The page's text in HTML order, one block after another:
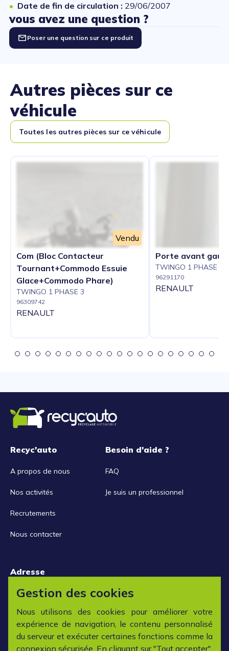
Date de fin de circulation : 29/06/2007
vous avez une question ?
Poser une question sur ce produit
Autres pièces sur ce
véhicule
Toutes les autres pièces sur ce véhicule
Vendu
Com (Bloc Contacteur
Tournant+Commodo Essuie
Glace+Commodo Phare)
TWINGO 1 PHASE 3
96309742
RENAULT
Porte avant
TWINGO 1 PHASE 3
96291170
RENAULT
Recyc'auto
A propos de nous
Nos activités
Recrutements
Nous contacter
Besoin d'aide ?
FAQ
Je suis un professionnel
Adresse
15 rue de la Libération
42152 L'horme
Horaires
Gestion des cookies
Nous utilisons des cookies pour améliorer votre
expérience de navigation, le contenu personnalisé
du serveur et exécuter certaines fonctions comme la
connexion sécurisée. En cliquant sur "Tout accepter",